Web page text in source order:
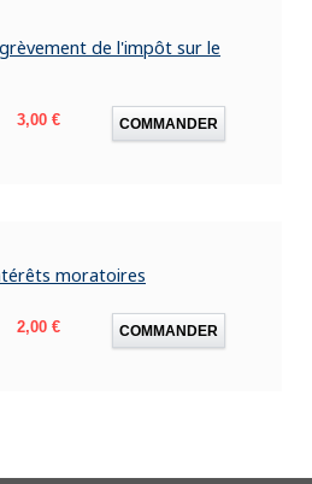
de l'impôt sur le
Prix
3,00 € COMMANDER
moratoires
Prix
2,00 € COMMANDER